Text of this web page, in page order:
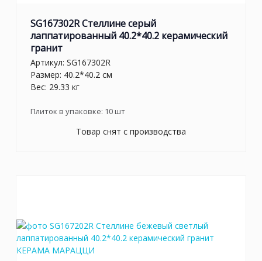
SG167302R Стеллине серый
лаппатированный 40.2*40.2 керамический
гранит
Артикул: SG167302R
Размер: 40.2*40.2 см
Вес: 29.33 кг
Плиток в упаковке: 10шт
Товар снят с производства